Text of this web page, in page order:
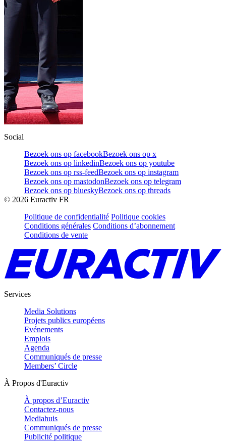
Social
Bezoek ons op facebookBezoek ons op x
Bezoek ons op linkedinBezoek ons op youtube
Bezoek ons op rss-feedBezoek ons op instagram
Bezoek ons op mastodonBezoek ons op telegram
Bezoek ons op blueskyBezoek ons op threads
© 2026 Euractiv FR
Politique de confidentialité Politique cookies
Conditions générales Conditions d’abonnement
Conditions de vente
Services
Media Solutions
Projets publics européens
Evénements
Emplois
Agenda
Communiqués de presse
Members’ Circle
À Propos d'Euractiv
À propos d’Euractiv
Contactez-nous
Mediahuis
Communiqués de presse
Publicité politique